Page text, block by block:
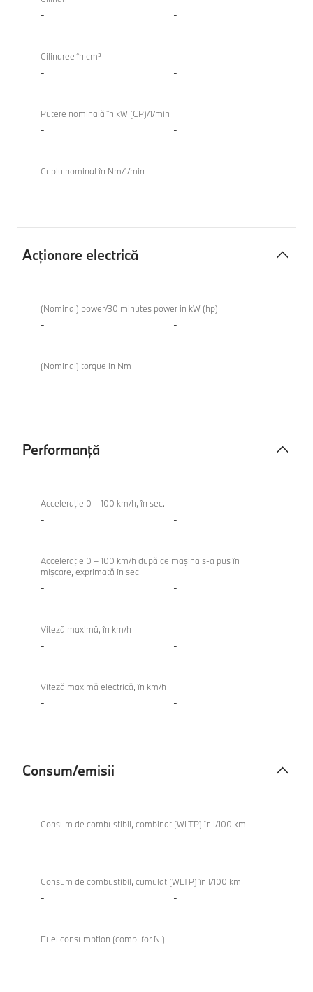
combustie
Turbo
- -
Cilindree în cm³
- -
Putere nominală în kW (CP)/1/min
- -
Cuplu nominal în Nm/1/min
- -
Acţionare electrică
electrică
(Nominal) power/30 minutes power in kW (hp)
- -
(Nominal) torque in Nm
- -
Performanţă
Acceleraţie 0 – 100 km/h, în sec.
- -
Acceleraţie 0 – 100 km/h după ce maşina s-a pus în
mişcare, exprimată în sec.
- -
Viteză maximă, în km/h
- -
Viteză maximă electrică, în km/h
- -
Consum/emisii
Consum de combustibil, combinat (WLTP) în l/100 km
- -
Consum de combustibil, cumulat (WLTP) în l/100 km
- -
Fuel consumption (comb. for NI)
- -